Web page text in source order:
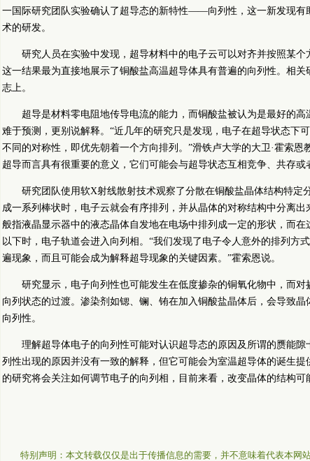
一国际研究团队实验确认了超导态的新特性——向列性，这一新发现有
术的研发。
研究人员在实验中发现，超导材料中的电子云可以对齐并按照某个
这一结果最为直接地展示了铜酸盐高温超导体具有普遍的向列性。相关
志上。
超导是材料零电阻地传导电流的能力，而铜酸盐被认为是最好的
难于预测，更别说解释。“近几年的研究只是发现，电子在超导状态下
不同的对称性，即优先朝着一个方向排列。”滑铁卢大学的大卫·霍索恩
超导而言具有很重要的意义，它们可能会与超导状态互相竞争、共存或
研究团队使用软X射线散射技术观察了分散在铜酸盐晶体结构特定
成一系列棒状时，电子云就会有序排列，并从晶体的对称结构中分离
般指液晶显示器中的液态晶体自发地在电场中排列成一定的形状，而
以下时，电子轨道会进入向列相。“我们发现了电子令人意外的排列方
遍现象，而且可能会成为解释超导现象的关键因素。”霍索恩说。
研究显示，电子向列性也可能发生在低度掺杂的铜氧化物中，而对
向列状态的过渡。渗染剂如锶、镧、铕在加入铜酸盐晶体后，会导致
向列性。
理解超导体电子的向列性可能对认识超导态的原因及所谓的赝能隙
列性出现的原因并没有一致的解释，但它可能会为室温超导体的诞生提
的研究将会关注如何调节电子的向列相，目前来看，改变晶体的结构可
特别声明：本文转载仅仅是出于传播信息的需要，并不意味着代表本网